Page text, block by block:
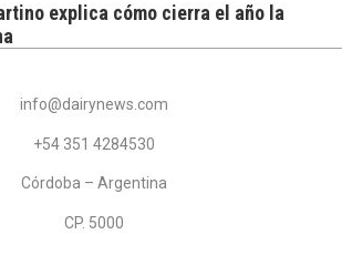
explica cómo cierra el año la
info@dairynews.com
+54 351 4284530
Córdoba – Argentina
CP. 5000